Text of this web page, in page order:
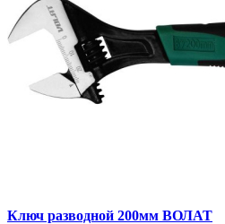
Ключ разводной 200мм ВОЛАТ